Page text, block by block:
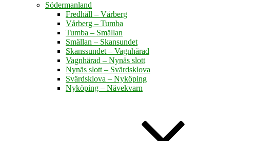
Södermanland
Fredhäll – Vårberg
Vårberg – Tumba
Tumba – Smällan
Smällan – Skansundet
Skanssundet – Vagnhärad
Vagnhärad – Nynäs slott
Nynäs slott – Svärdsklova
Svärdsklova – Nyköping
Nyköping – Nävekvarn